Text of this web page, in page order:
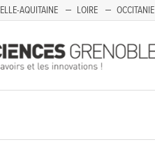
AQUITAINE LOIRE OCCITANIE